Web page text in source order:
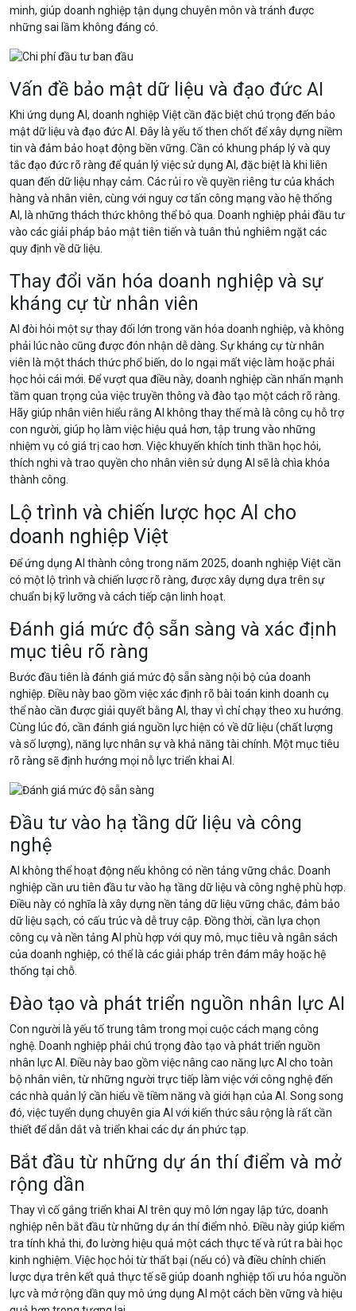
minh, giúp doanh nghiệp tận dụng chuyên môn và tránh được
những sai lầm không đáng có.
Vấn đề bảo mật dữ liệu và đạo đức AI
Khi ứng dụng AI, doanh nghiệp Việt cần đặc biệt chú trọng đến bảo
mật dữ liệu và đạo đức AI. Đây là yếu tố then chốt để xây dựng niềm
tin và đảm bảo hoạt động bền vững. Cần có khung pháp lý và quy
tắc đạo đức rõ ràng để quản lý việc sử dụng AI, đặc biệt là khi liên
quan đến dữ liệu nhạy cảm. Các rủi ro về quyền riêng tư của khách
hàng và nhân viên, cùng với nguy cơ tấn công mạng vào hệ thống
AI, là những thách thức không thể bỏ qua. Doanh nghiệp phải đầu tư
vào các giải pháp bảo mật tiên tiến và tuân thủ nghiêm ngặt các
quy định về dữ liệu.
Thay đổi văn hóa doanh nghiệp và sự
kháng cự từ nhân viên
AI đòi hỏi một sự thay đổi lớn trong văn hóa doanh nghiệp, và không
phải lúc nào cũng được đón nhận dễ dàng. Sự kháng cự từ nhân
viên là một thách thức phổ biến, do lo ngại mất việc làm hoặc phải
học hỏi cái mới. Để vượt qua điều này, doanh nghiệp cần nhấn mạnh
tầm quan trọng của việc truyền thông và đào tạo một cách rõ ràng.
Hãy giúp nhân viên hiểu rằng AI không thay thế mà là công cụ hỗ trợ
con người, giúp họ làm việc hiệu quả hơn, tập trung vào những
nhiệm vụ có giá trị cao hơn. Việc khuyến khích tinh thần học hỏi,
thích nghi và trao quyền cho nhân viên sử dụng AI sẽ là chìa khóa
thành công.
Lộ trình và chiến lược học AI cho
doanh nghiệp Việt
Để ứng dụng AI thành công trong năm 2025, doanh nghiệp Việt cần
có một lộ trình và chiến lược rõ ràng, được xây dựng dựa trên sự
chuẩn bị kỹ lưỡng và cách tiếp cận linh hoạt.
Đánh giá mức độ sẵn sàng và xác định
mục tiêu rõ ràng
Bước đầu tiên là đánh giá mức độ sẵn sàng nội bộ của doanh
nghiệp. Điều này bao gồm việc xác định rõ bài toán kinh doanh cụ
thể nào cần được giải quyết bằng AI, thay vì chỉ chạy theo xu hướng.
Cùng lúc đó, cần đánh giá nguồn lực hiện có về dữ liệu (chất lượng
và số lượng), năng lực nhân sự và khả năng tài chính. Một mục tiêu
rõ ràng sẽ định hướng mọi nỗ lực triển khai AI.
Đầu tư vào hạ tầng dữ liệu và công
nghệ
AI không thể hoạt động nếu không có nền tảng vững chắc. Doanh
nghiệp cần ưu tiên đầu tư vào hạ tầng dữ liệu và công nghệ phù hợp.
Điều này có nghĩa là xây dựng nền tảng dữ liệu vững chắc, đảm bảo
dữ liệu sạch, có cấu trúc và dễ truy cập. Đồng thời, cần lựa chọn
công cụ và nền tảng AI phù hợp với quy mô, mục tiêu và ngân sách
của doanh nghiệp, có thể là các giải pháp trên đám mây hoặc hệ
thống tại chỗ.
Đào tạo và phát triển nguồn nhân lực AI
Con người là yếu tố trung tâm trong mọi cuộc cách mạng công
nghệ. Doanh nghiệp phải chú trọng đào tạo và phát triển nguồn
nhân lực AI. Điều này bao gồm việc nâng cao năng lực AI cho toàn
bộ nhân viên, từ những người trực tiếp làm việc với công nghệ đến
các nhà quản lý cần hiểu về tiềm năng và giới hạn của AI. Song song
đó, việc tuyển dụng chuyên gia AI với kiến thức sâu rộng là rất cần
thiết để dẫn dắt và triển khai các dự án phức tạp.
Bắt đầu từ những dự án thí điểm và mở
rộng dần
Thay vì cố gắng triển khai AI trên quy mô lớn ngay lập tức, doanh
nghiệp nên bắt đầu từ những dự án thí điểm nhỏ. Điều này giúp kiểm
tra tính khả thi, đo lường hiệu quả một cách thực tế và rút ra bài học
kinh nghiệm. Việc học hỏi từ thất bại (nếu có) và điều chỉnh chiến
lược dựa trên kết quả thực tế sẽ giúp doanh nghiệp tối ưu hóa nguồn
lực và mở rộng dần quy mô ứng dụng AI một cách bền vững và hiệu